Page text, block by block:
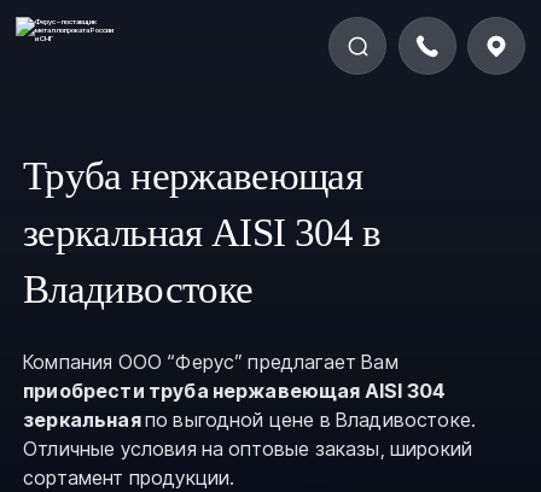
Труба нержавеющая
зеркальная AISI 304 в
Владивостоке
Компания ООО “Ферус” предлагает Вам
приобрести труба нержавеющая AISI 304
зеркальнаяпо выгодной цене в Владивостоке.
Отличные условия на оптовые заказы, широкий
сортамент продукции.